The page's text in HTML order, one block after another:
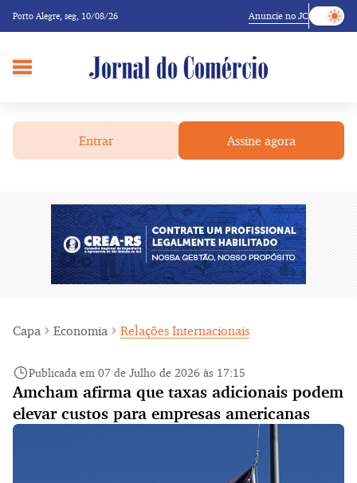
Porto Alegre, seg, 10/08/26 Anuncie no JC
Entrar Assine agora
Capa Economia Relações Internacionais
Publicada em 07 de Julho de 2026 às 17:15
Amcham afirma que taxas adicionais podem
elevar custos para empresas americanas